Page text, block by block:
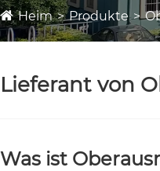
Heim Produkte
Lieferant von
Was ist